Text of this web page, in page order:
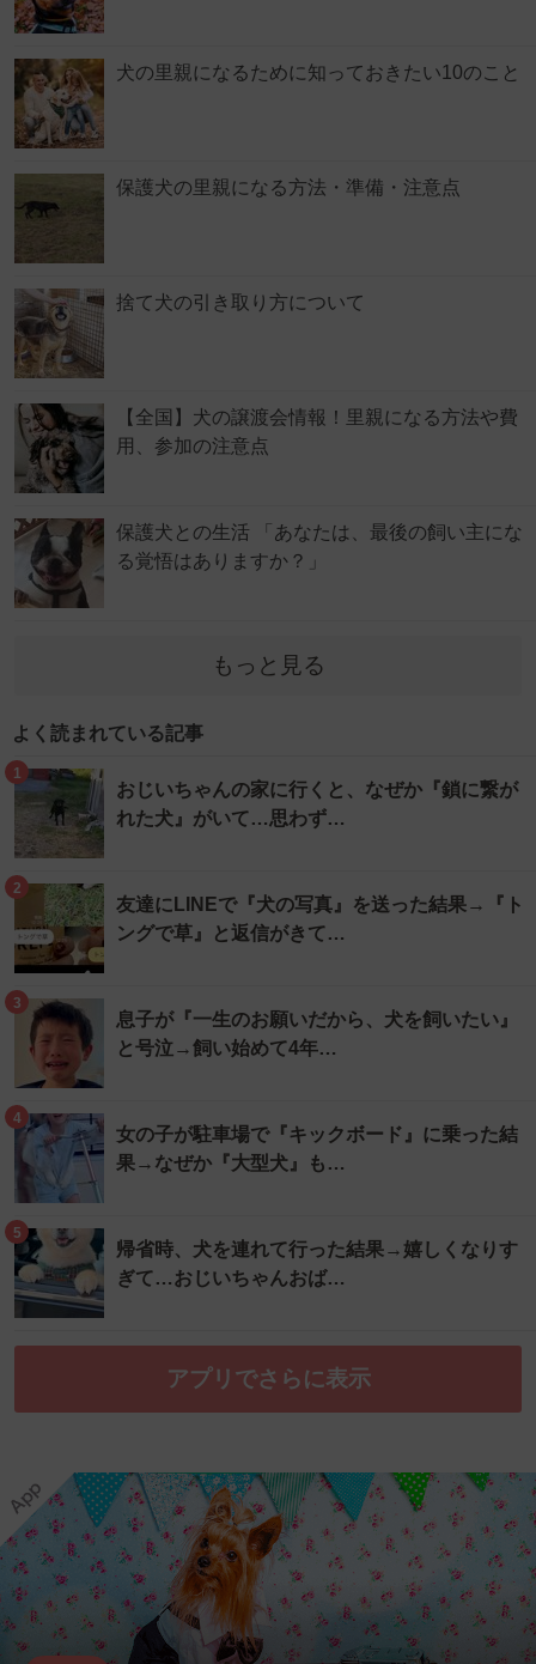
犬の里親になるために知っておきたい10のこと
保護犬の里親になる方法・準備・注意点
捨て犬の引き取り方について
【全国】犬の譲渡会情報！里親になる方法や費
用、参加の注意点
保護犬との生活 「あなたは、最後の飼い主にな
る覚悟はありますか？」
もっと見る
よく読まれている記事
1
おじいちゃんの家に行くと、なぜか『鎖に繋が
れた犬』がいて…思わず…
2
友達にLINEで『犬の写真』を送った結果→『ト
ングで草』と返信がきて…
3
息子が『一生のお願いだから、犬を飼いたい』
と号泣→飼い始めて4年…
4
女の子が駐車場で『キックボード』に乗った結
果→なぜか『大型犬』も…
5
帰省時、犬を連れて行った結果→嬉しくなりす
ぎて…おじいちゃんおば…
アプリでさらに表示